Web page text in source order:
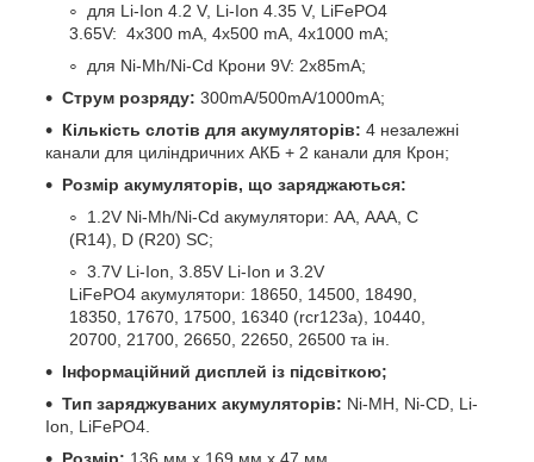
для Li-Ion 4.2 V, Li-Ion 4.35 V, LiFePO4
3.65V: 4х300 mA, 4х500 mA, 4х1000 mA;
для Ni-Mh/Ni-Cd Крони 9V: 2х85mA;
Струм розряду: 300mA/500mA/1000mA;
Кількість слотів для акумуляторів: 4 незалежні
канали для циліндричних АКБ + 2 канали для Крон;
Розмір акумуляторів, що заряджаються:
1.2V Ni-Mh/Ni-Cd акумулятори: АА, ААА, С
(R14), D (R20) SC;
3.7V Li-Ion, 3.85V Li-Ion и 3.2V
LiFePO4 акумулятори: 18650, 14500, 18490,
18350, 17670, 17500, 16340 (rcr123a), 10440,
20700, 21700, 26650, 22650, 26500 та ін.
Інформаційний дисплей із підсвіткою;
Тип заряджуваних акумуляторів: Ni-MH, Ni-CD, Li-
Ion, LiFePO4.